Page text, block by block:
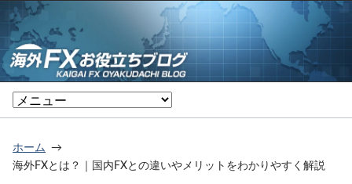
ホーム
海外FXとは？｜国内FXとの違いやメリットをわかりやすく解説